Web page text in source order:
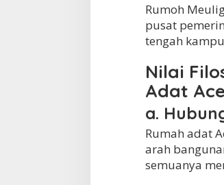
Rumoh
pusat
tengah
Nilai
Adat
a.
Rumah adat
arah
semuanya